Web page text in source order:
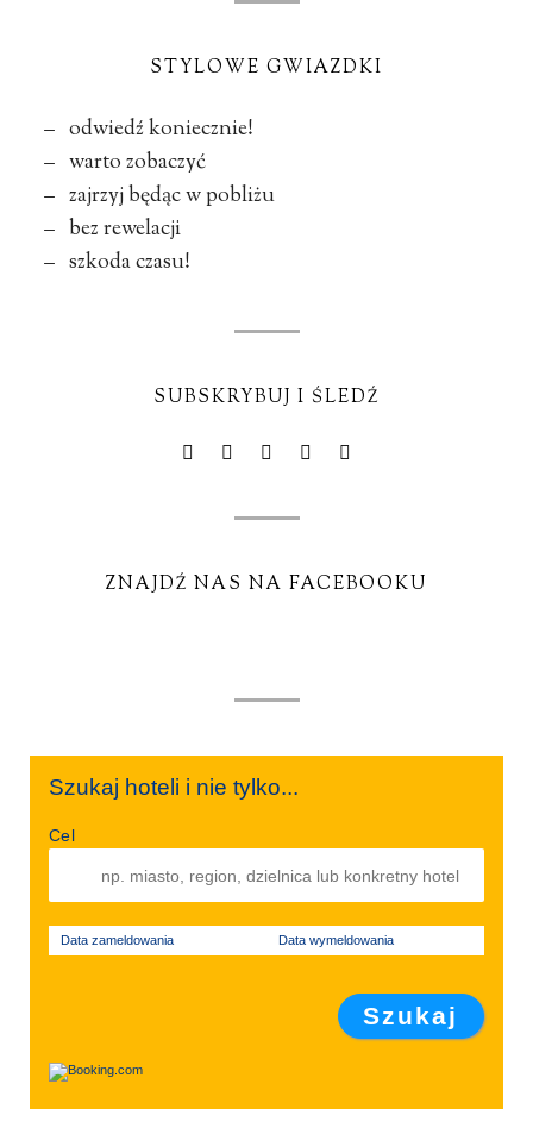
STYLOWE GWIAZDKI
– odwiedź koniecznie!
– warto zobaczyć
– zajrzyj będąc w pobliżu
– bez rewelacji
– szkoda czasu!
SUBSKRYBUJ I ŚLEDŹ
ZNAJDŹ NAS NA FACEBOOKU
Szukaj hoteli i nie tylko...
Cel
Data zameldowania Data wymeldowania